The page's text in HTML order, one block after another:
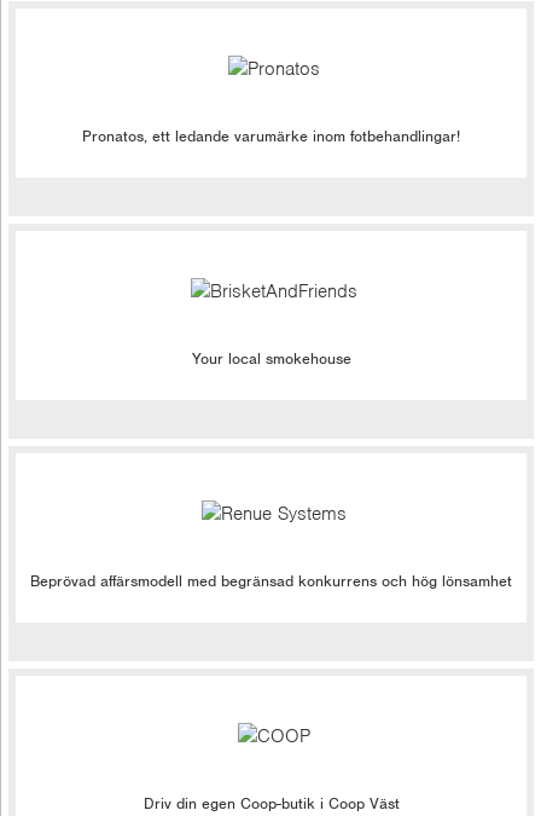
Pronatos, ett ledande varumärke inom fotbehandlingar!
Your local smokehouse
Beprövad affärsmodell med begränsad konkurrens och hög lönsamhet
Driv din egen Coop-butik i Coop Väst